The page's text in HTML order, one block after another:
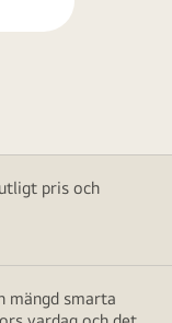
pris och
mängd smarta